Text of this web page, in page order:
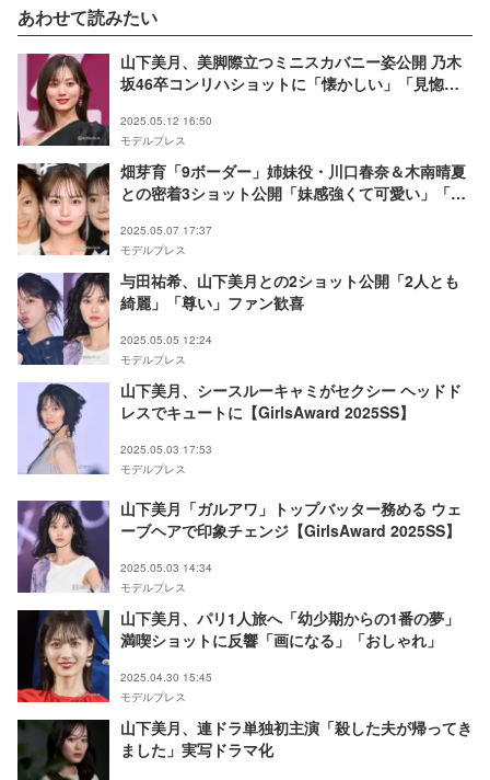
あわせて読みたい
山下美月、美脚際立つミニスカバニー姿公開 乃木
坂46卒コンリハショットに「懐かしい」「見惚れ
2025.05.12 16:50
モデルプレス
畑芽育「9ボーダー」姉妹役・川口春奈＆木南晴夏
との密着3ショット公開「妹感強くて可愛い」「今
2025.05.07 17:37
モデルプレス
与田祐希、山下美月との2ショット公開「2人とも
綺麗」「尊い」ファン歓喜
2025.05.05 12:24
モデルプレス
山下美月、シースルーキャミがセクシー ヘッドド
レスでキュートに【GirlsAward 2025SS】
2025.05.03 17:53
モデルプレス
山下美月「ガルアワ」トップバッター務める ウェ
ーブヘアで印象チェンジ【GirlsAward 2025SS】
2025.05.03 14:34
モデルプレス
山下美月、パリ1人旅へ「幼少期からの1番の夢」
満喫ショットに反響「画になる」「おしゃれ」
2025.04.30 15:45
モデルプレス
山下美月、連ドラ単独初主演「殺した夫が帰ってき
ました」実写ドラマ化